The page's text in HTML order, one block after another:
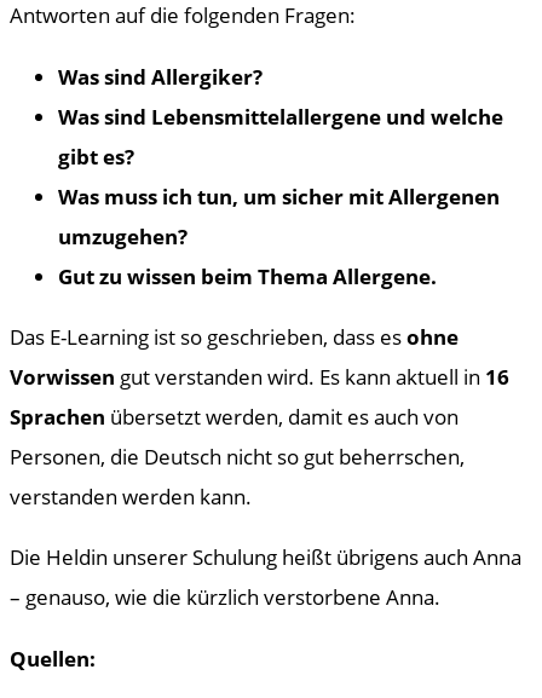
Antworten auf die folgenden Fragen:
Was sind Allergiker?
Was sind Lebensmittelallergene und welche
gibt es?
Was muss ich tun, um sicher mit Allergenen
umzugehen?
Gut zu wissen beim Thema Allergene.
Das E-Learning ist so geschrieben, dass esohne
Vorwissen gut verstanden wird. Es kann aktuell in 16
Sprachen übersetzt werden, damit es auch von
Personen, die Deutsch nicht so gut beherrschen,
verstanden werden kann.
Die Heldin unserer Schulung heißt übrigens auch Anna
– genauso, wie die kürzlich verstorbene Anna.
Quellen: